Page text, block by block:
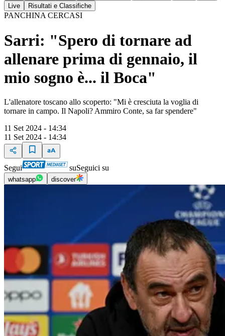
Live
Risultati e Classifiche
PANCHINA CERCASI
Sarri: "Spero di tornare ad
allenare prima di gennaio, il
mio sogno è... il Boca"
L'allenatore toscano allo scoperto: "Mi è cresciuta la voglia di
tornare in campo. Il Napoli? Ammiro Conte, sa far spendere"
11 Set 2024 - 14:34
11 Set 2024 - 14:34
Segui suSeguici su
whatsapp discover